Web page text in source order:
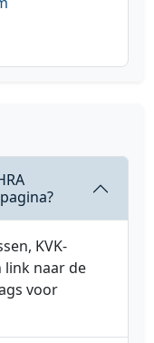
KVK-
link naar de
voor